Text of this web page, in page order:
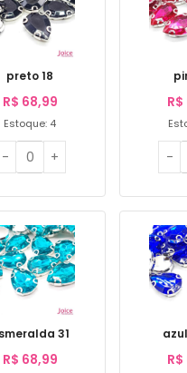
preto 18
R$ 68,99
Estoque: 4
R$
31
R$ 68,99 R$